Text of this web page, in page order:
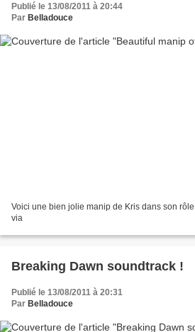
Publié le 13/08/2011 à 20:44
Par Belladouce
Voici une bien jolie manip de Kris dans son
via
Breaking Dawn soundtrack !
Publié le 13/08/2011 à 20:31
Par Belladouce